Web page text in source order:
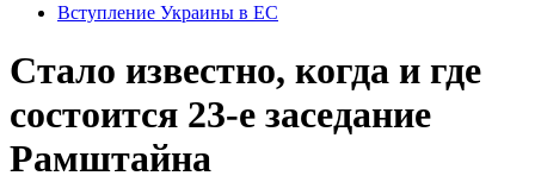
Вступление Украины в ЕС
Стало известно, когда и где
состоится 23-е заседание
Рамштайна